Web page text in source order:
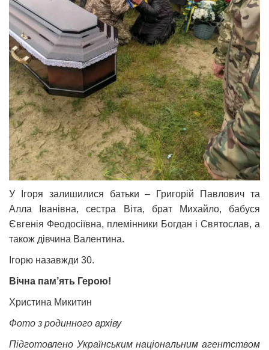
У Ігоря залишилися батьки – Григорій Павлович та
Алла Іванівна, сестра Віта, брат Михайло, бабуся
Євгенія Феодосіївна, племінники Богдан і Святослав, а
також дівчина Валентина.
Ігорю назавжди 30.
Вічна пам’ять Герою!
Христина Микитин
Фото з родинного архіву
Підготовлено Українським національним агентством